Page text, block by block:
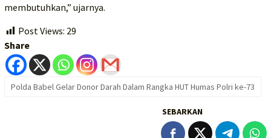
membutuhkan,” ujarnya.
Post Views: 29
Share
Polda Babel Gelar Donor Darah Dalam Rangka HUT Humas Polri ke-73
SEBARKAN